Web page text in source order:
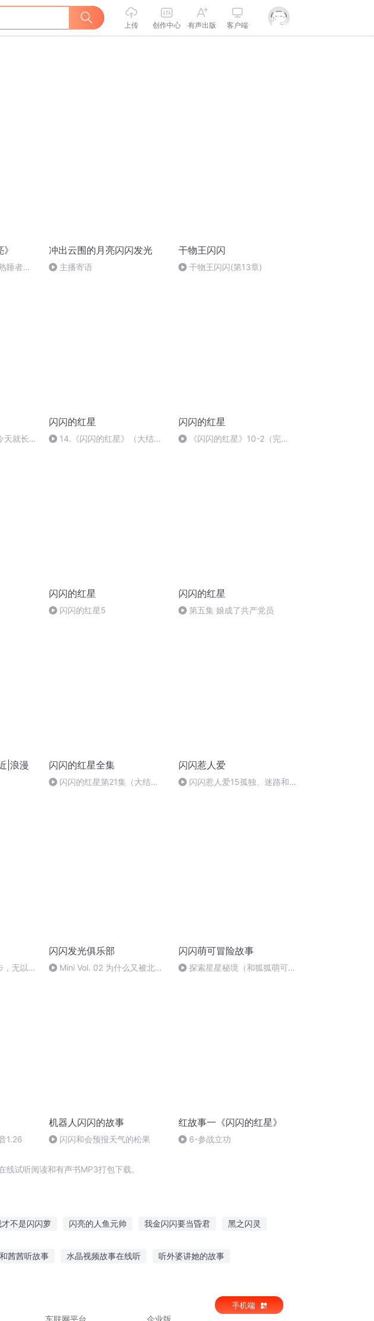
上传 创作中心 有声出版 客户端
睡者与
冲出云围的月亮闪闪发光
主播寄语
干物王闪闪
干物王闪闪(第13章)
天就长大
闪闪的红星
14.《闪闪的红星》（大结
闪闪的红星
《闪闪的红星》10-2（完
闪闪的红星
闪闪的红星5
闪闪的红星
第五集 娘成了共产党员
|浪漫
闪闪的红星全集
闪闪的红星第21集（大结
闪闪惹人爱
闪闪惹人爱15孤独、迷路和
无以至
闪闪发光俱乐部
Mini Vol. 02 为什么又被北京
闪闪萌可冒险故事
探索星星秘境（和狐狐萌可捉
1.26
机器人闪闪的故事
闪闪和会预报天气的松果
红故事一《闪闪的红星》
6-参战立功
试听阅读和有声书MP3打包下载。
才不是闪闪萝 闪亮的人鱼元帅 我金闪闪要当昏君 黑之闪灵
和茜茜听故事 水晶视频故事在线听 听外婆讲她的故事
车联网平台 企业版
手机端